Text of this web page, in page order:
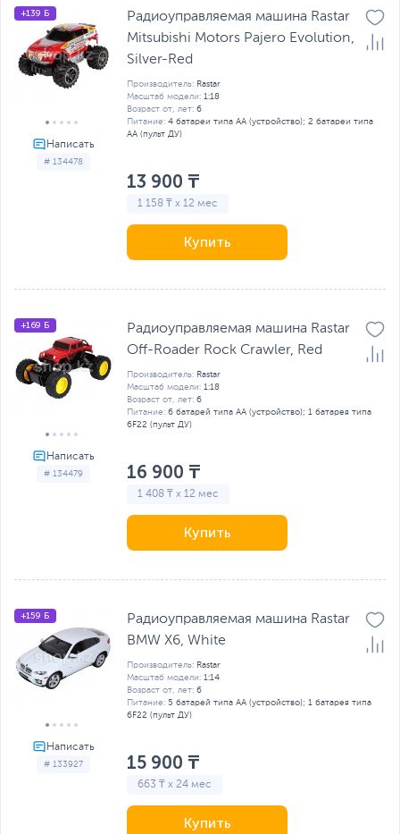
# 134478
+139 Б
Радиоуправляемая машина Rastar
Mitsubishi Motors Pajero Evolution,
Silver-Red
Производитель: Rastar
Масштаб модели: 1:18
Возраст от, лет: 6
Питание: 4 батареи типа AA (устройство); 2 батареи типа
AA (пульт ДУ)
13 900 ₸
1 158 ₸ x 12 мес
Купить
# 134479
+169 Б
Радиоуправляемая машина Rastar
Off-Roader Rock Crawler, Red
Производитель: Rastar
Масштаб модели: 1:18
Возраст от, лет: 6
Питание: 6 батарей типа AA (устройство); 1 батарея типа
6F22 (пульт ДУ)
16 900 ₸
1 408 ₸ x 12 мес
Купить
# 133927
+159 Б
Радиоуправляемая машина Rastar
BMW X6, White
Производитель: Rastar
Масштаб модели: 1:14
Возраст от, лет: 6
Питание: 5 батарей типа AA (устройство); 1 батарея типа
6F22 (пульт ДУ)
15 900 ₸
663 ₸ x 24 мес
Купить